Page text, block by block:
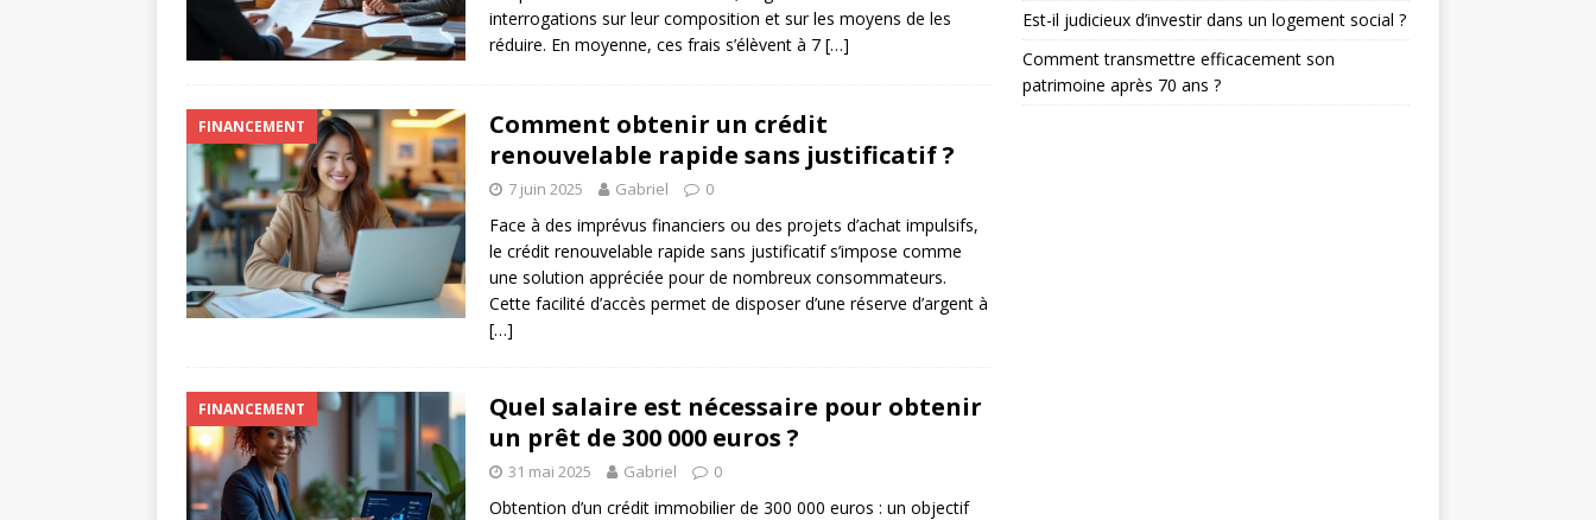
interrogations sur leur composition et sur les moyens de les
réduire. En moyenne, ces frais s’élèvent à 7 […]
FINANCEMENT
Comment obtenir un crédit
renouvelable rapide sans justificatif ?
7 juin 2025 Gabriel 0
Face à des imprévus financiers ou des projets d’achat impulsifs,
le crédit renouvelable rapide sans justificatif s’impose comme
une solution appréciée pour de nombreux consommateurs.
Cette facilité d’accès permet de disposer d’une réserve d’argent à
[…]
FINANCEMENT
Quel salaire est nécessaire pour obtenir
un prêt de 300 000 euros ?
31 mai 2025 Gabriel 0
Obtention d’un crédit immobilier de 300 000 euros : un objectif
Est-il judicieux d’investir dans un logement social ?
Comment transmettre efficacement son
patrimoine après 70 ans ?